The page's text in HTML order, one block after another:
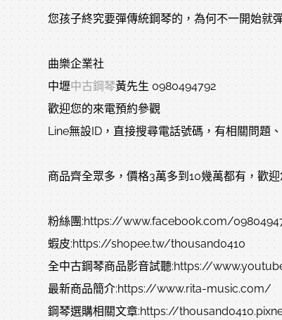
您孩子終究要彈傳統鋼琴的，為何不一開始就
曲樂企業社
中壢中古鋼琴黃先生 0980494792
歡迎您的來電預約參觀
Line無設ID，直接搜尋電話號碼，有相關問題
商品齊全眾多，價格3萬多到10幾萬都有，歡
粉絲團:https://www.facebook.com/
蝦皮:https://shopee.tw/thousand0410
全中古鋼琴商品影音試聽:https://
最新商品簡介:https://www.rita-music.com/
鋼琴選購相關文章:https://